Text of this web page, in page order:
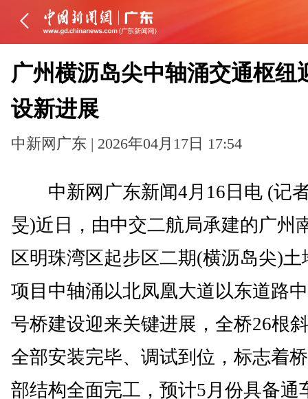
广州横沥岛尖中轴涌交通枢纽
设新进展
中新网广东 | 2026年04月17日 17:54
中新网广东新闻4月16日电 (记
旻)近日，由中交二航局承建的广州
区明珠湾区起步区二期(横沥岛尖)土
项目中轴涌以北凤凰大道以东道路
号桥建设迎来关键进展，全桥26根
全部安装完毕、调试到位，标志着
部结构全面完工，预计5月份具备通